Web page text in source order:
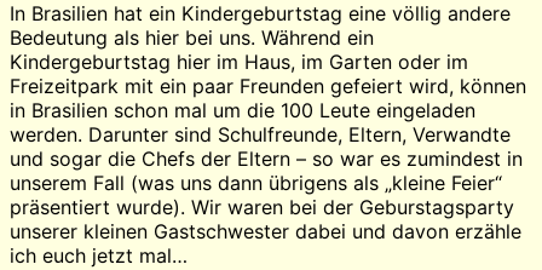
In Brasilien hat ein Kindergeburtstag eine völlig andere
Bedeutung als hier bei uns. Während ein
Kindergeburtstag hier im Haus, im Garten oder im
Freizeitpark mit ein paar Freunden gefeiert wird, können
in Brasilien schon mal um die 100 Leute eingeladen
werden. Darunter sind Schulfreunde, Eltern, Verwandte
und sogar die Chefs der Eltern – so war es zumindest in
unserem Fall (was uns dann übrigens als „kleine Feier“
präsentiert wurde). Wir waren bei der Geburstagsparty
unserer kleinen Gastschwester dabei und davon erzähle
ich euch jetzt mal…